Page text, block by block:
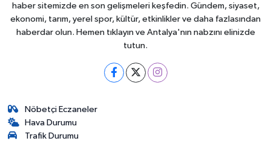
haber sitemizde en son gelişmeleri keşfedin. Gündem, siyaset,
ekonomi, tarım, yerel spor, kültür, etkinlikler ve daha fazlasından
haberdar olun. Hemen tıklayın ve Antalya'nın nabzını elinizde
tutun.
Nöbetçi Eczaneler
Hava Durumu
Trafik Durumu